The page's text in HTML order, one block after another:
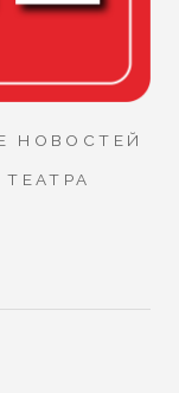
НОВОСТЕЙ